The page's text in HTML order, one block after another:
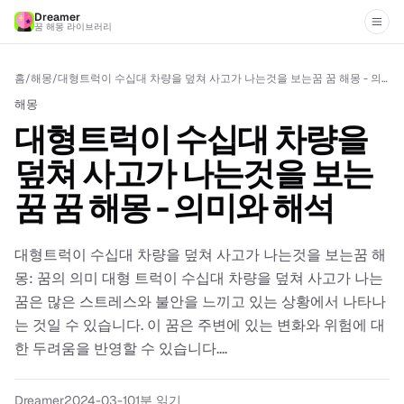
Dreamer
꿈 해몽 라이브러리
홈/해몽/ 대형트럭이 수십대 차량을 덮쳐 사고가 나는것을 보는꿈 꿈 해몽 - 의미와 해석
해몽
대형트럭이 수십대 차량을
덮쳐 사고가 나는것을 보는
꿈 꿈 해몽 - 의미와 해석
대형트럭이 수십대 차량을 덮쳐 사고가 나는것을 보는꿈 해
몽: 꿈의 의미 대형 트럭이 수십대 차량을 덮쳐 사고가 나는
꿈은 많은 스트레스와 불안을 느끼고 있는 상황에서 나타나
는 것일 수 있습니다. 이 꿈은 주변에 있는 변화와 위험에 대
한 두려움을 반영할 수 있습니다....
Dreamer2024-03-101분 읽기